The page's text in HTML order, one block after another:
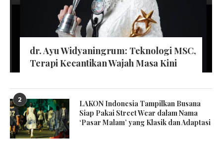
dr. Ayu Widyaningrum: Teknologi MSC,
Terapi Kecantikan Wajah Masa Kini
2
LAKON Indonesia Tampilkan Busana
Siap Pakai Street Wear dalam Nama
‘Pasar Malam’ yang Klasik dan Adaptasi